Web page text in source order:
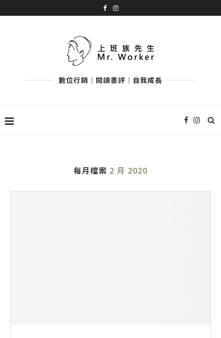
數位行銷｜閱讀書評｜自我成長
每月檔案 2 月 2020